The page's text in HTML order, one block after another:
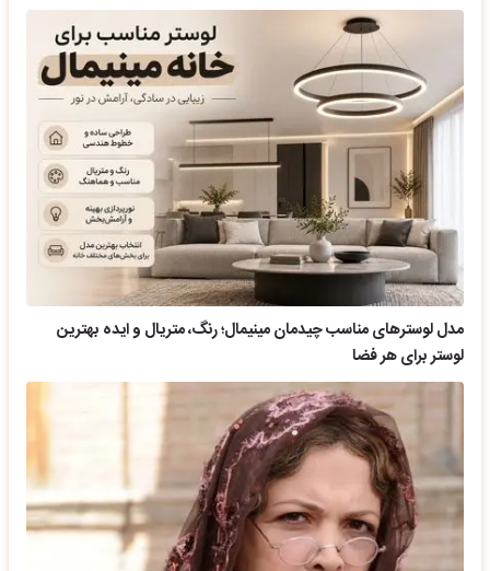
مدل لوسترهای مناسب چیدمان مینیمال؛ رنگ، متریال و ایده بهترین
لوستر برای هر فضا